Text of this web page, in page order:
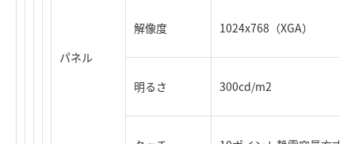
パネル
解像度 1024x768（XGA）
明るさ 300cd/m2